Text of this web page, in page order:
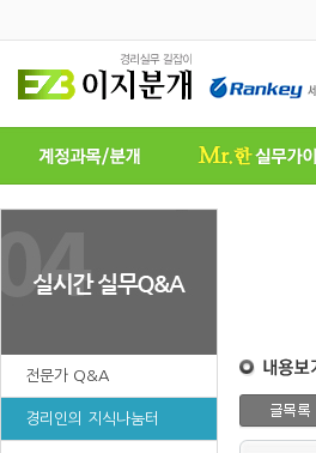
전문가 Q&A
경리인의 지식나눔터